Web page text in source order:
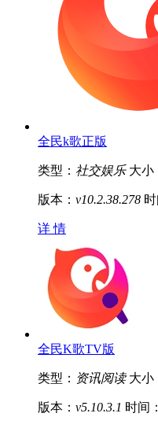
全民k歌正版
类型： 社交娱乐 大小
版本： v10.2.38.278 时
详 情
全民K歌TV版
类型： 资讯阅读 大小
版本： v5.10.3.1 时间：